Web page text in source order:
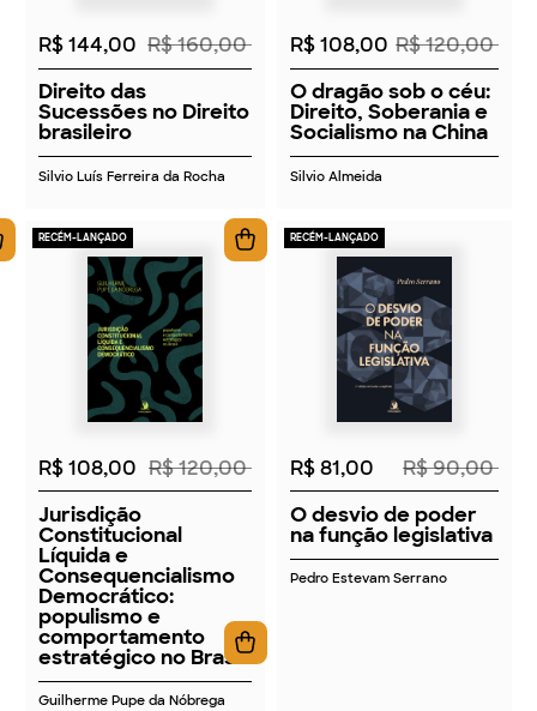
R$ 144,00 R$ 160,00
Direito das
Sucessões no Direito
brasileiro
Silvio Luís Ferreira da Rocha
R$ 108,00 R$ 120,00
O dragão sob o céu:
Direito, Soberania e
Socialismo na China
Silvio Almeida
RECÉM-LANÇADO
2026
R$ 108,00 R$ 120,00
Jurisdição
Constitucional
Líquida e
Consequencialismo
Democrático:
populismo e
comportamento
estratégico no Brasil
Guilherme Pupe da Nóbrega
RECÉM-LANÇADO
2026
R$ 81,00
R$ 90,00
O desvio de poder
na função legislativa
Pedro Estevam Serrano